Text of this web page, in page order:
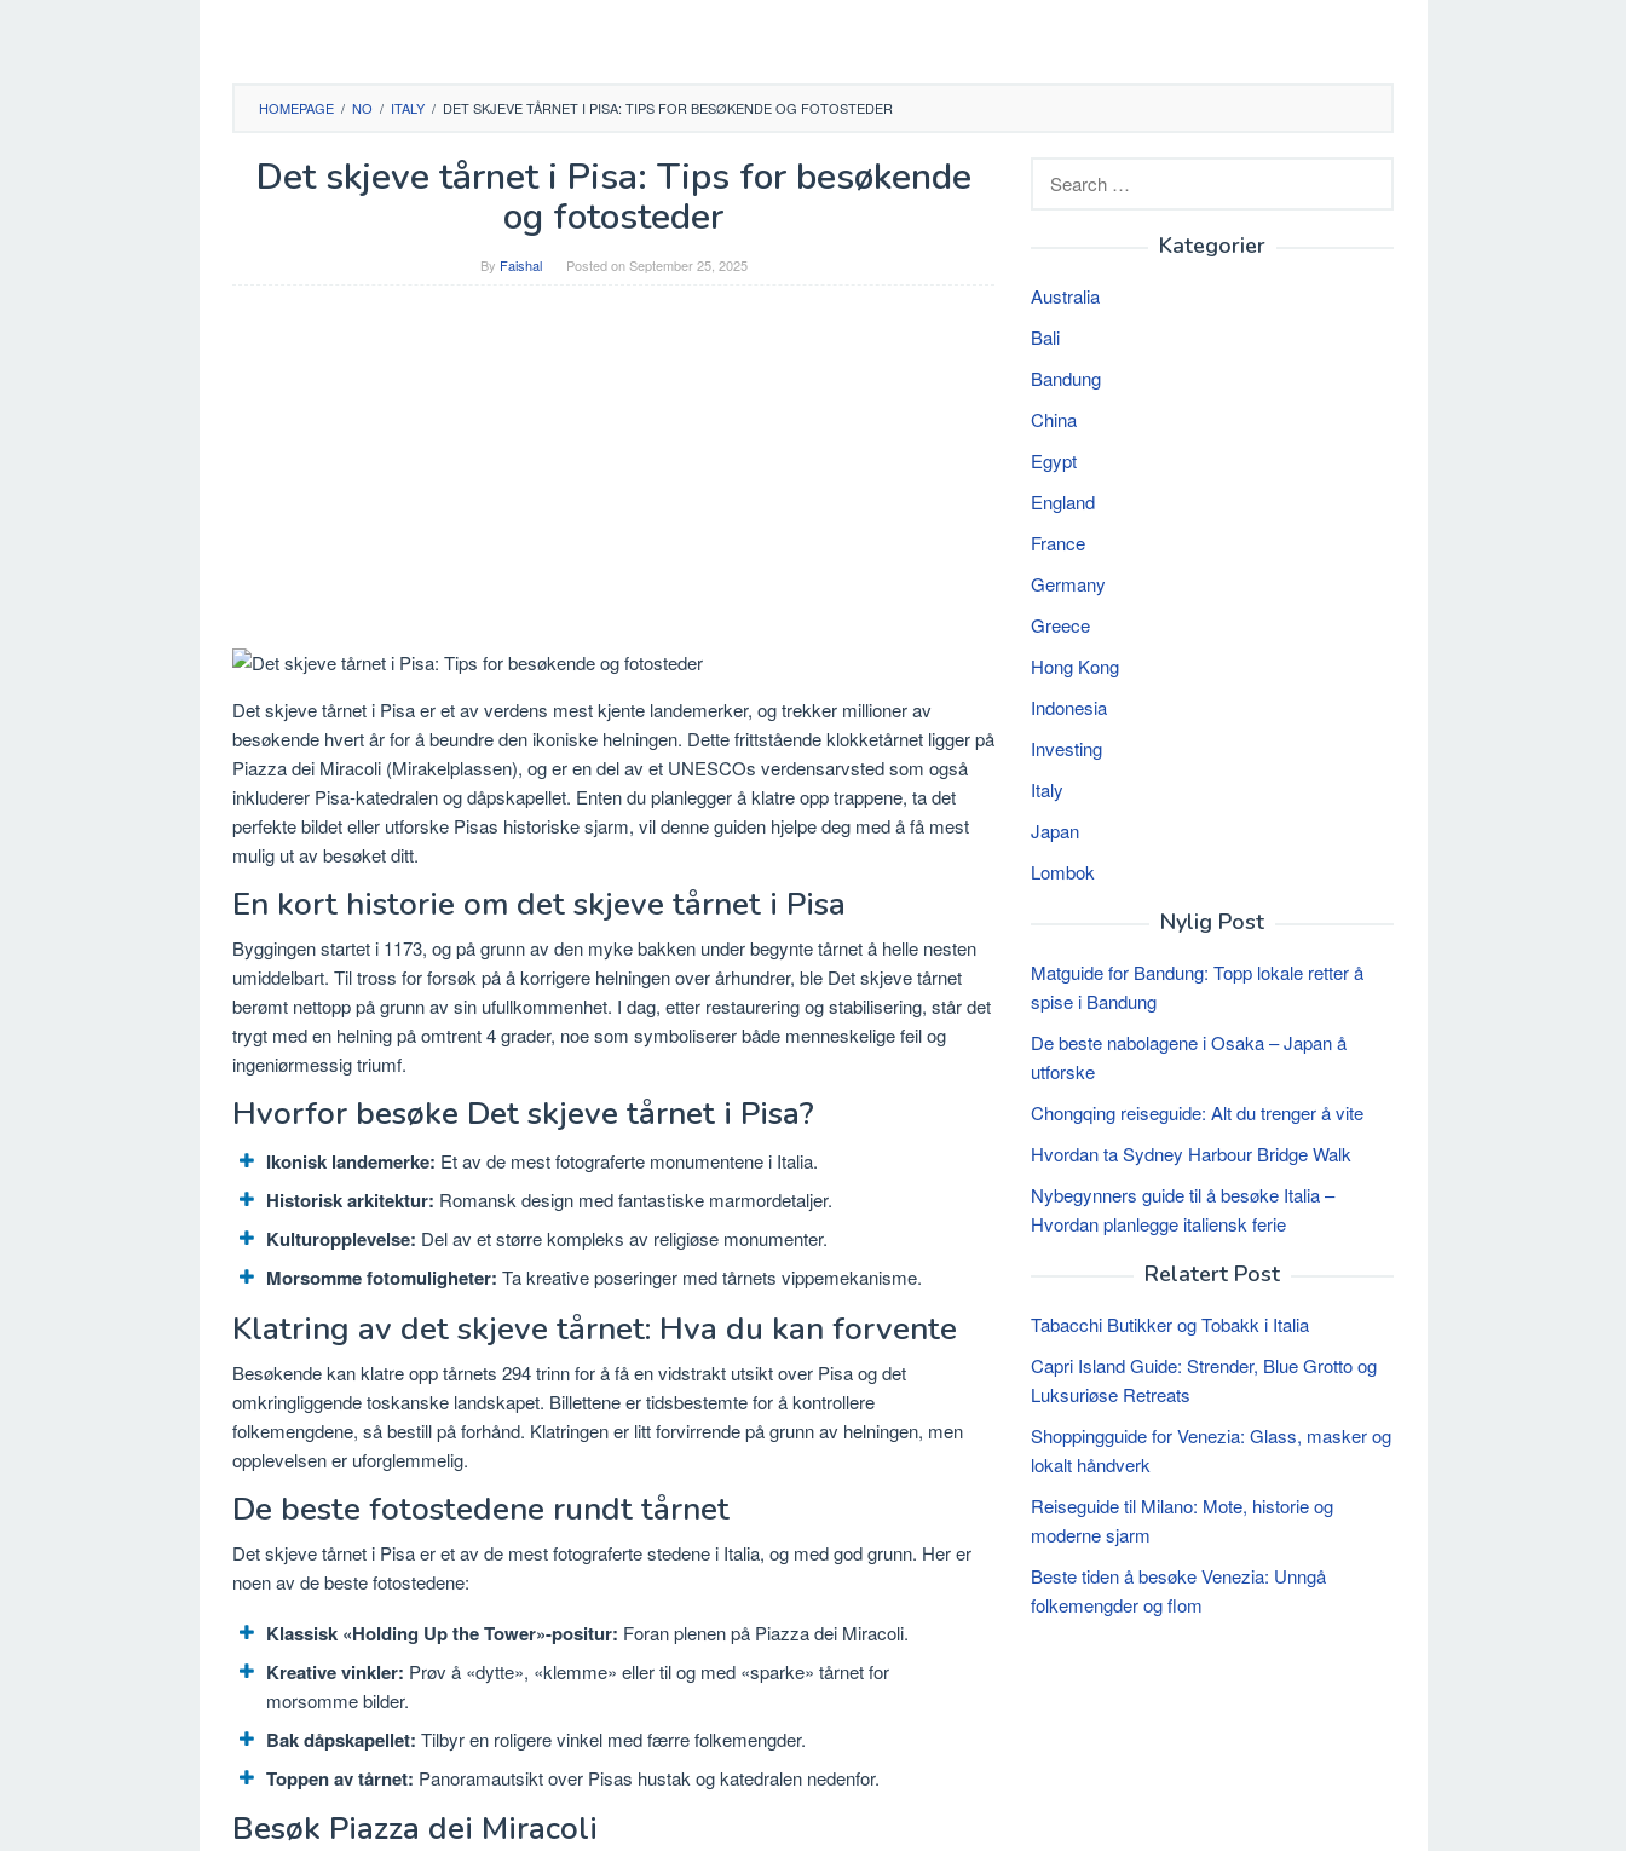
HOMEPAGE / NO / ITALY / DET SKJEVE TÅRNET I PISA: TIPS FOR BESØKENDE OG FOTOSTEDER
Det skjeve tårnet i Pisa: Tips for besøkende
og fotosteder
By Faishal Posted onSeptember 25, 2025
Det skjeve tårnet i Pisa er et av verdens mest kjente landemerker, og trekker millioner av
besøkende hvert år for å beundre den ikoniske helningen. Dette frittstående klokketårnet ligger på
Piazza dei Miracoli (Mirakelplassen), og er en del av et UNESCOs verdensarvsted som også
inkluderer Pisa-katedralen og dåpskapellet. Enten du planlegger å klatre opp trappene, ta det
perfekte bildet eller utforske Pisas historiske sjarm, vil denne guiden hjelpe deg med å få mest
mulig ut av besøket ditt.
En kort historie om det skjeve tårnet i Pisa
Byggingen startet i 1173, og på grunn av den myke bakken under begynte tårnet å helle nesten
umiddelbart. Til tross for forsøk på å korrigere helningen over århundrer, ble Det skjeve tårnet
berømt nettopp på grunn av sin ufullkommenhet. I dag, etter restaurering og stabilisering, står det
trygt med en helning på omtrent 4 grader, noe som symboliserer både menneskelige feil og
ingeniørmessig triumf.
Hvorfor besøke Det skjeve tårnet i Pisa?
Ikonisk landemerke: Et av de mest fotograferte monumentene i Italia.
Historisk arkitektur: Romansk design med fantastiske marmordetaljer.
Kulturopplevelse: Del av et større kompleks av religiøse monumenter.
Morsomme fotomuligheter: Ta kreative poseringer med tårnets vippemekanisme.
Klatring av det skjeve tårnet: Hva du kan forvente
Besøkende kan klatre opp tårnets 294 trinn for å få en vidstrakt utsikt over Pisa og det
omkringliggende toskanske landskapet. Billettene er tidsbestemte for å kontrollere
folkemengdene, så bestill på forhånd. Klatringen er litt forvirrende på grunn av helningen, men
opplevelsen er uforglemmelig.
De beste fotostedene rundt tårnet
Det skjeve tårnet i Pisa er et av de mest fotograferte stedene i Italia, og med god grunn. Her er
noen av de beste fotostedene:
Klassisk «Holding Up the Tower»-positur: Foran plenen på Piazza dei Miracoli.
Kreative vinkler: Prøv å «dytte», «klemme» eller til og med «sparke» tårnet for
morsomme bilder.
Bak dåpskapellet: Tilbyr en roligere vinkel med færre folkemengder.
Toppen av tårnet: Panoramautsikt over Pisas hustak og katedralen nedenfor.
Besøk Piazza dei Miracoli
Kategorier
Australia
Bali
Bandung
China
Egypt
England
France
Germany
Greece
Hong Kong
Indonesia
Investing
Italy
Japan
Lombok
Nylig Post
Matguide for Bandung: Topp lokale retter å
spise i Bandung
De beste nabolagene i Osaka – Japan å
utforske
Chongqing reiseguide: Alt du trenger å vite
Hvordan ta Sydney Harbour Bridge Walk
Nybegynners guide til å besøke Italia –
Hvordan planlegge italiensk ferie
Relatert Post
Tabacchi Butikker og Tobakk i Italia
Capri Island Guide: Strender, Blue Grotto og
Luksuriøse Retreats
Shoppingguide for Venezia: Glass, masker og
lokalt håndverk
Reiseguide til Milano: Mote, historie og
moderne sjarm
Beste tiden å besøke Venezia: Unngå
folkemengder og flom